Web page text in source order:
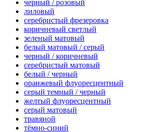
черный / розовый
лиловый
серебристый фрезеровка
коричневый светлый
зеленый матовый
белый матовый / серый
черный / коричневый
серебристый матовый
белый / черный
оранжевый флуоресцентный
серый темный / черный
желтый флуоресцентный
серый матовый
травяной
тёмно-синий